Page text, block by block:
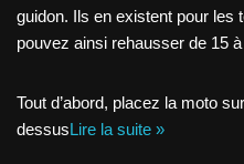
guidon. Ils en existent pour les
pouvez ainsi rehausser de 15
Tout d’abord, placez la moto
dessusLire la suite »